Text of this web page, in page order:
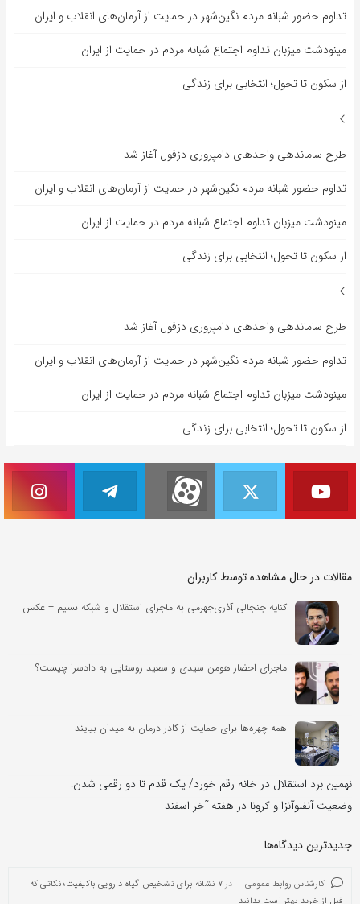
تداوم حضور شبانه مردم نگین‌شهر در حمایت از آرمان‌های انقلاب و ایران
مینودشت میزبان تداوم اجتماع شبانه مردم در حمایت از ایران
از سکون تا تحول؛ انتخابی برای زندگی
طرح ساماندهی واحدهای دامپروری دزفول آغاز شد
تداوم حضور شبانه مردم نگین‌شهر در حمایت از آرمان‌های انقلاب و ایران
مینودشت میزبان تداوم اجتماع شبانه مردم در حمایت از ایران
از سکون تا تحول؛ انتخابی برای زندگی
طرح ساماندهی واحدهای دامپروری دزفول آغاز شد
تداوم حضور شبانه مردم نگین‌شهر در حمایت از آرمان‌های انقلاب و ایران
مینودشت میزبان تداوم اجتماع شبانه مردم در حمایت از ایران
از سکون تا تحول؛ انتخابی برای زندگی
مقالات در حال مشاهده توسط کاربران
کنایه جنجالی آذری‌جهرمی به ماجرای استقلال و شبکه نسیم + عکس
ماجرای احضار هومن سیدی و سعید روستایی به دادسرا چیست؟
همه چهره‌ها برای حمایت از کادر درمان به میدان بیایند
نهمین برد استقلال در خانه رقم خورد/ یک قدم تا دو رقمی شدن!
وضعیت آنفلوآنزا و کرونا در هفته آخر اسفند
جدیدترین دیدگاه‌‌ها
کارشناس روابط عمومی در
۷ نشانه برای تشخیص گیاه دارویی باکیفیت؛ نکاتی که
قبل از خرید بهتر است بدانید